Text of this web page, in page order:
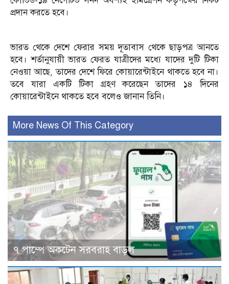
প্রদান করতে হবে।
ভারত থেকে দেশে ফেরার সময় দূতাবাস থেকে ছাড়পত্র আনতে
হবে। শর্তানুযায়ী ভারত ফেরত যাত্রীদের মধ্যে যাদের দুটি টিকা
নেওয়া আছে, তাদের দেশে ফিরে কোয়ারেন্টাইনে থাকতে হবে না।
তবে যারা একটি টিকা গ্রহণ করেছেন তাদের ১৪ দিনের
কোয়ারেন্টাইনে থাকতে হবে বলেও জানান তিনি।
More News Of This Category
৭ পাম্পে অকটেন সরবরাহ বাড়ল